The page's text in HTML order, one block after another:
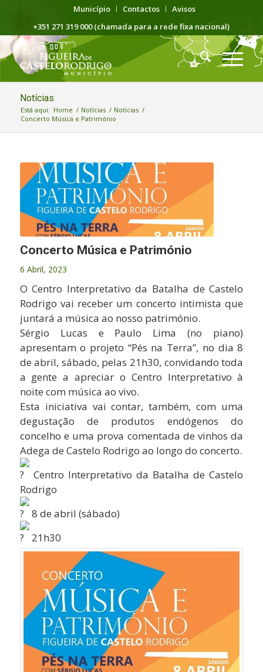
Município Contactos
Avisos
+351 271 319 000 (chamada para a rede fixa nacional)
Notícias
Está aqui: Home / Notícias / Notícias /
Concerto Música e Património
Concerto Música e Património
6 Abril, 2023
O Centro Interpretativo da Batalha de Castelo
Rodrigo vai receber um concerto intimista que
juntará a música ao nosso património.
Sérgio Lucas e Paulo Lima (no piano)
apresentam o projeto “Pés na Terra”, no dia 8
de abril, sábado, pelas 21h30, convidando toda
a gente a apreciar o Centro Interpretativo à
noite com música ao vivo.
Esta iniciativa vai contar, também, com uma
degustação de produtos endógenos do
concelho e uma prova comentada de vinhos da
Adega de Castelo Rodrigo ao longo do concerto.
Centro Interpretativo da Batalha de Castelo
Rodrigo
8 de abril (sábado)
21h30